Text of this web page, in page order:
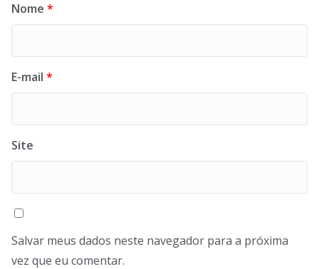
Nome *
E-mail *
Site
Salvar meus dados neste navegador para a próxima
vez que eu comentar.